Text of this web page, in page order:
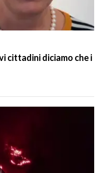
cittadini diciamo che i